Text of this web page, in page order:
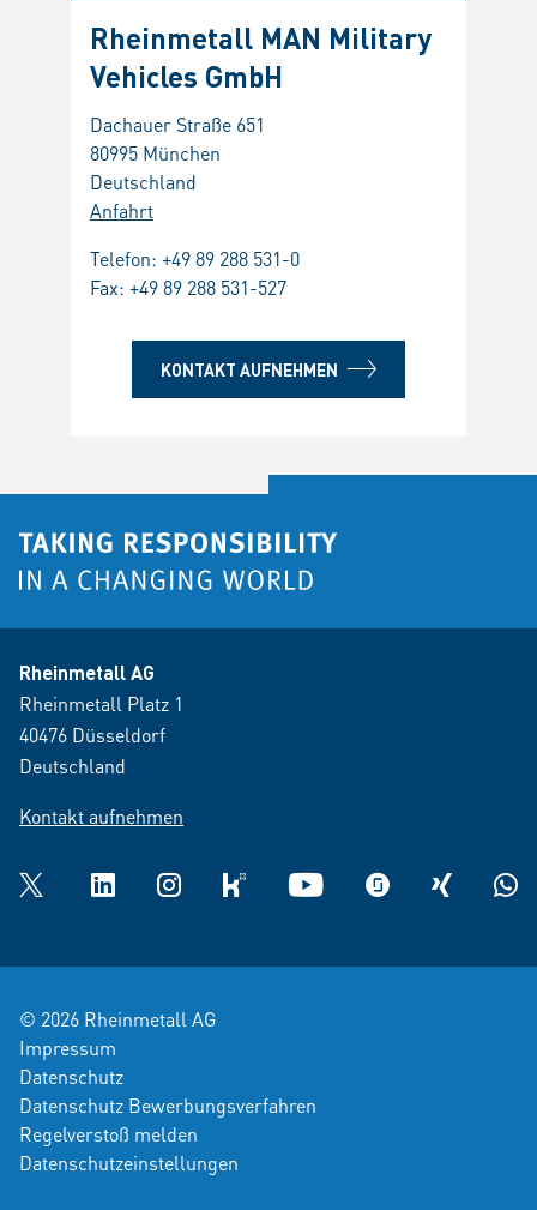
Rheinmetall MAN Military
Vehicles GmbH
Dachauer Straße 651
80995 München
Deutschland
Anfahrt
Telefon: +49 89 288 531-0
Fax: +49 89 288 531-527
KONTAKT AUFNEHMEN
Rheinmetall AG
Rheinmetall Platz 1
40476 Düsseldorf
Deutschland
Kontakt aufnehmen
Twitter LinkedInInstagramkununu YouTube glassdoorXING
© 2026 Rheinmetall AG
Impressum
Datenschutz
Datenschutz Bewerbungsverfahren
Regelverstoß melden
Datenschutzeinstellungen